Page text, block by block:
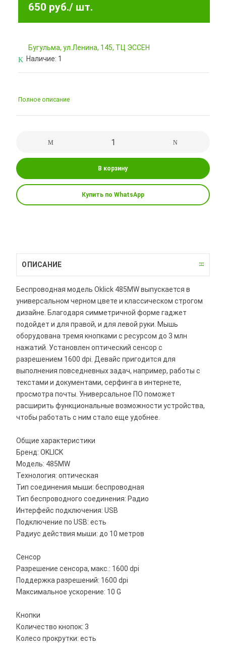
650 руб./ шт.
Бугульма, ул.Ленина, 145, ТЦ ЭССЕН
Наличие: 1
Полное описание
В корзину
Купить по WhatsApp
ОПИСАНИЕ
Беспроводная модель Oklick 485MW выпускается в
универсальном черном цвете и классическом строгом
дизайне. Благодаря симметричной форме гаджет
подойдет и для правой, и для левой руки. Мышь
оборудована тремя кнопками с ресурсом до 3 млн
нажатий. Установлен оптический сенсор с
разрешением 1600 dpi. Девайс пригодится для
выполнения повседневных задач, например, работы с
текстами и документами, серфинга в интернете,
просмотра почты. Универсальное ПО поможет
расширить функциональные возможности устройства,
чтобы работать с ним стало еще удобнее.
Общие характеристики
Бренд: OKLICK
Модель: 485MW
Технология: оптическая
Тип соединения мыши: беспроводная
Тип беспроводного соединения: Радио
Интерфейс подключения: USB
Подключение по USB: есть
Радиус действия мыши: до 10 метров
Сенсор
Разрешение сенсора, макс.: 1600 dpi
Поддержка разрешений: 1600 dpi
Максимальное ускорение: 10 G
Кнопки
Количество кнопок: 3
Колесо прокрутки: есть